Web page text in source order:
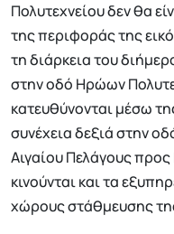
Πολυτεχνείου δεν θα
της περιφοράς της
τη διάρκεια του
στην οδό Ηρώων
κατευθύνονται μέσω
συνέχεια δεξιά στην
Αιγαίου Πελάγους
κινούνται και τα
χώρους στάθμευσης